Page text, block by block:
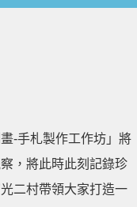
-手札製作工作坊」將
，將此時此刻記錄珍
二村帶領大家打造一